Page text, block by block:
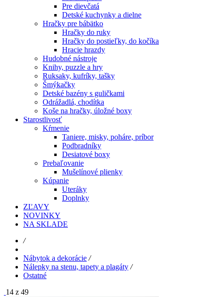
Pre dievčatá
Detské kuchynky a dielne
Hračky pre bábätko
Hračky do ruky
Hračky do postieľky, do kočíka
Hracie hrazdy
Hudobné nástroje
Knihy, puzzle a hry
Ruksaky, kufríky, tašky
Šmýkačky
Detské bazény s guličkami
Odrážadlá, chodítka
Koše na hračky, úložné boxy
Starostlivosť
Kŕmenie
Taniere, misky, poháre, príbor
Podbradníky
Desiatové boxy
Prebaľovanie
Mušelínové plienky
Kúpanie
Uteráky
Doplnky
ZĽAVY
NOVINKY
NA SKLADE
/
Nábytok a dekorácie /
Nálepky na stenu, tapety a plagáty /
Ostatné
14 z 49